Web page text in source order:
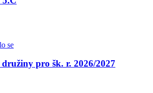
se
pro šk. r. 2026/2027